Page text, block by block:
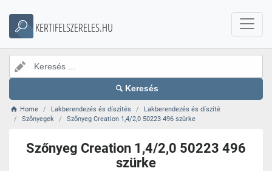
KERTIFELSZERELES.HU
Keresés
Home Lakberendezés és díszítés
Lakberendezés és díszíté
Szőnyegek
Szőnyeg Creation 1,4/2,0 50223 496 szürke
Szőnyeg Creation 1,4/2,0 50223 496
szürke